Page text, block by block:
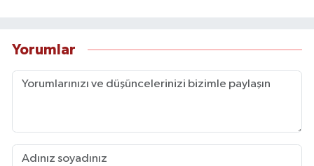
Yorumlar